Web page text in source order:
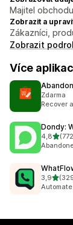
Majitel obchodu
Zobrazit a
Zákazníci,
Zobrazit
Více
Zdarma
Recover
Dondy:
4,8z 5
Celkový
3,9z 5
Celkový